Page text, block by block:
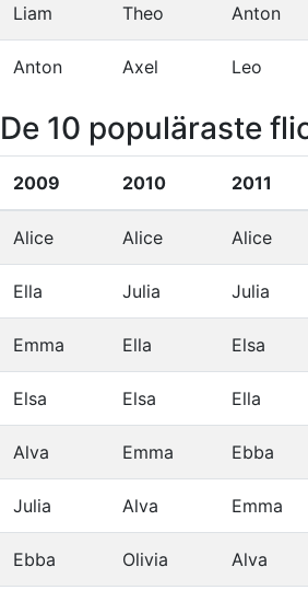
Liam Theo Anton
Anton Axel Leo
De 10 populäraste
2009 2010 2011
Alice Alice Alice
Ella Julia Julia
Emma Ella Elsa
Elsa Elsa Ella
Alva Emma Ebba
Julia Alva Emma
Ebba Olivia Alva